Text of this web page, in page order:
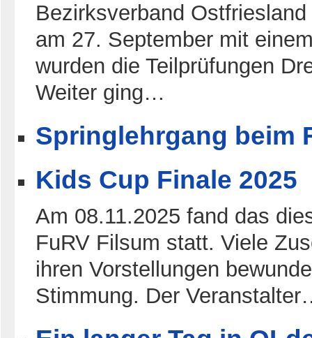
Bezirksverband
am 27. September mit
wurden die Teilprüfungen
Weiter ging…
Springlehrgang beim
Kids Cup Finale 2025
Am 08.11.2025 fand das
FuRV Filsum statt. Viele
ihren Vorstellungen
Stimmung. Der